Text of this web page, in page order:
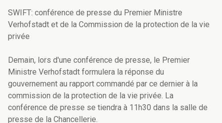
SWIFT: conférence de presse du Premier Ministre
Verhofstadt et de la Commission de la protection de la vie
privée
Demain, lors d'une conférence de presse, le Premier
Ministre Verhofstadt formulera la réponse du
gouvernement au rapport commandé par ce dernier à la
commission de la protection de la vie privée. La
conférence de presse se tiendra à 11h30 dans la salle de
presse de la Chancellerie.